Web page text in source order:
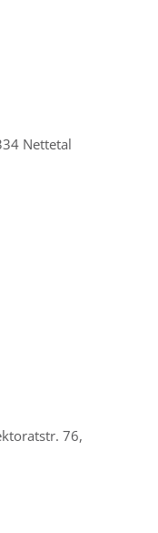
Nettetal
76,